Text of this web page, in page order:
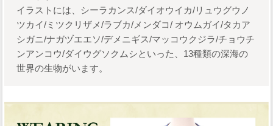
イラストには、シーラカンス/ダイオウイカ/リュウグウノ
ツカイ/ミツクリザメ/ラブカ/メンダコ/ オウムガイ/タカア
シガニ/ナガヅエエソ/デメニギス/マッコウクジラ/チョウチ
ンアンコウ/ダイウグソクムシといった、13種類の深海の
世界の生物がいます。